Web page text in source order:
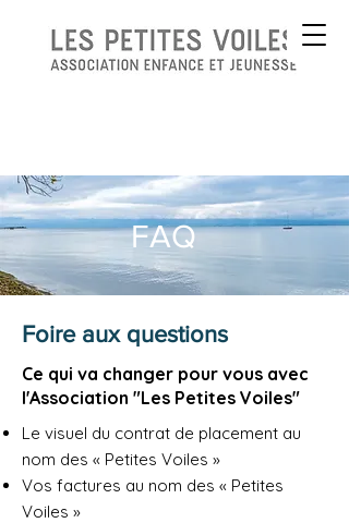
FAQ
Foire aux questions
Ce qui va changer pour vous avec
l'Association "Les Petites Voiles"
Le visuel du contrat de placement au
nom des « Petites Voiles »
Vos factures au nom des « Petites
Voiles »